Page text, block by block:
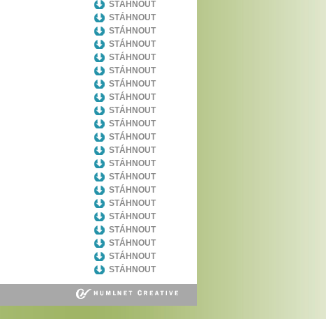
STÁHNOUT
STÁHNOUT
STÁHNOUT
STÁHNOUT
STÁHNOUT
STÁHNOUT
STÁHNOUT
STÁHNOUT
STÁHNOUT
STÁHNOUT
STÁHNOUT
STÁHNOUT
STÁHNOUT
STÁHNOUT
STÁHNOUT
STÁHNOUT
STÁHNOUT
STÁHNOUT
STÁHNOUT
STÁHNOUT
STÁHNOUT